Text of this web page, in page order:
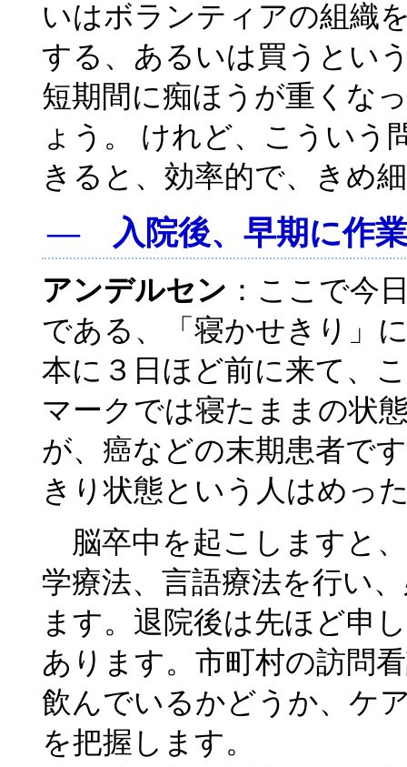
いはボランティアの組織
する、あるいは買うとい
短期間に痴ほうが重くな
ょう。 けれど、こういう
きると、効率的で、きめ
― 入院後、早期に作
アンデルセン ：ここで今
である、「寝かせきり」
本に３日ほど前に来て、
マークでは寝たままの状
が、癌などの末期患者で
きり状態という人はめっ
脳卒中を起こしますと
学療法、言語療法を行い
ます。退院後は先ほど申
あります。市町村の訪問
飲んでいるかどうか、ケ
を把握します。